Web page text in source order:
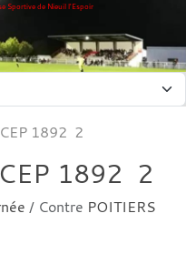
Sportive de Nieuil l'Espoir
1892 2
1892 2
/ Contre POITIERS